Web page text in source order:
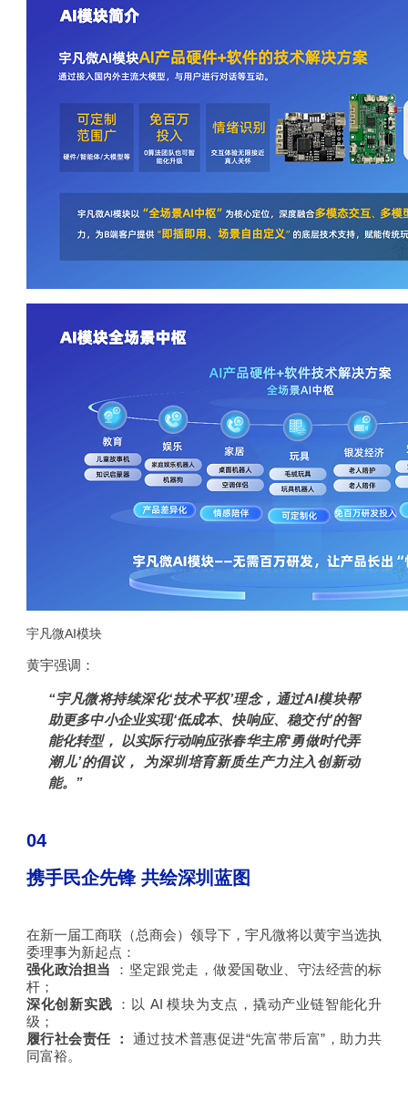
宇凡微AI模块
黄宇强调：
“宇凡微将持续深化‘技术平权’理念，通过AI模块帮
助更多中小企业实现‘低成本、快响应、稳交付’的智
能化转型， 以实际行动响应张春华主席‘勇做时代弄
潮儿’的倡议，
为深圳培育新质生产力注入创新动
能。”
04
携手民企先锋 共绘深圳蓝图
在新一届工商联（总商会）领导下，宇凡微将以黄宇当选执
委理事为新起点：
强化政治担当
：坚定跟党走，做爱国敬业、守法经营的标
杆；
深化创新实践
：以 AI 模块为支点，撬动产业链智能化升
级；
履行社会责任
：
通过技术普惠促进“先富带后富”，助力共
同富裕。